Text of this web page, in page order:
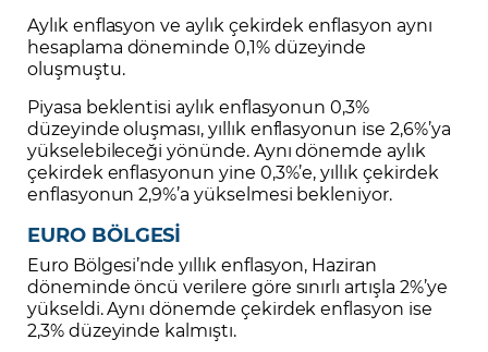
Aylık enflasyon ve aylık çekirdek enflasyon aynı
hesaplama döneminde 0,1% düzeyinde
oluşmuştu.
Piyasa beklentisi aylık enflasyonun 0,3%
düzeyinde oluşması, yıllık enflasyonun ise 2,6%’ya
yükselebileceği yönünde. Aynı dönemde aylık
çekirdek enflasyonun yine 0,3%’e, yıllık çekirdek
enflasyonun 2,9%’a yükselmesi bekleniyor.
EURO BÖLGESİ
Euro Bölgesi’nde yıllık enflasyon, Haziran
döneminde öncü verilere göre sınırlı artışla 2%’ye
yükseldi. Aynı dönemde çekirdek enflasyon ise
2,3% düzeyinde kalmıştı.